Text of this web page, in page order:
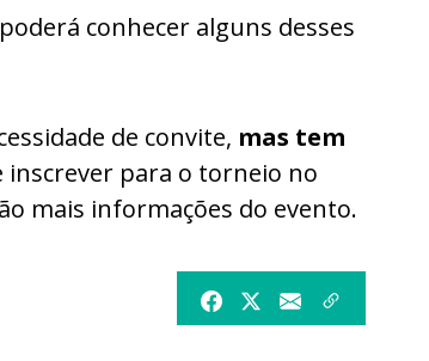
conhecer alguns desses
de convite, mas tem
inscrever para o torneio no
mais informações do evento.